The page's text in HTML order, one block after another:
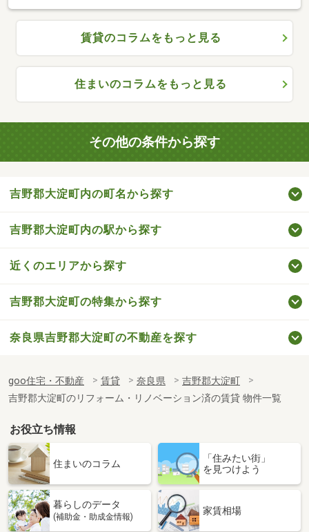
賃貸のコラムをもっと見る
住まいのコラムをもっと見る
その他の条件から探す
吉野郡大淀町内の町名から探す
吉野郡大淀町内の駅から探す
近くのエリアから探す
吉野郡大淀町の特集から探す
奈良県吉野郡大淀町の不動産を探す
goo住宅・不動産 賃貸 奈良県
吉野郡大淀町
吉野郡大淀町のリフォーム・リノベーション済の賃貸 物件一覧
お役立ち情報
住まいのコラム
「住みたい街」
を見つけよう
暮らしのデータ
(補助金・助成金情報)
家賃相場